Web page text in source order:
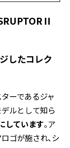
II
したコレク
ーであるジャ
ルとして知ら
しています。ア
ゴが施され、シ